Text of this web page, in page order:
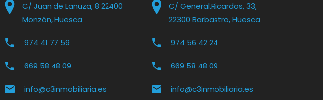
C/ Juan de Lanuza, 8 22400
Monzón, Huesca
974 41 77 59
669 58 48 09
info@c3inmobiliaria.es
C/ General.Ricardos, 33,
22300 Barbastro, Huesca
974 56 42 24
669 58 48 09
info@c3inmobiliaria.es